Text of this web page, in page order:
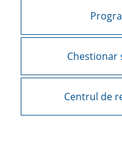
Chestionar
Centrul de